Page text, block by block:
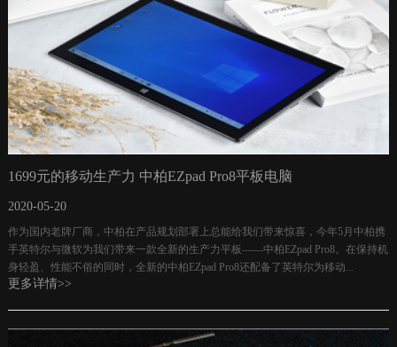
1699元的移动生产力 中柏EZpad Pro8平板电脑
2020-05-20
作为国内老牌厂商，中柏在产品规划部署上总能给我们带来惊喜，今年5月中柏携
手英特尔与微软为我们带来一款全新的生产力平板——中柏EZpad Pro8。在保持机
身轻盈、性能不俗的同时，全新的中柏EZpad Pro8还配备了英特尔为移动...
更多详情>>